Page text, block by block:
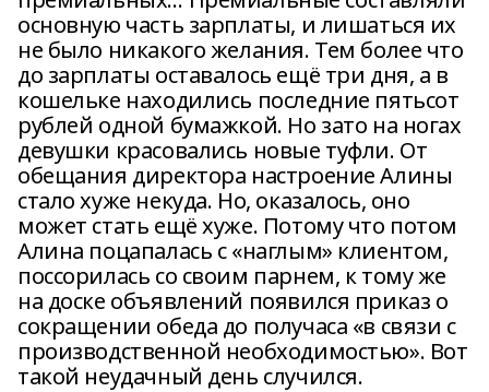
основную часть зарплаты, и лишаться их
не было никакого желания. Тем более что
до зарплаты оставалось ещё три дня, а в
кошельке находились последние пятьсот
рублей одной бумажкой. Но зато на ногах
девушки красовались новые туфли. От
обещания директора настроение Алины
стало хуже некуда. Но, оказалось, оно
может стать ещё хуже. Потому что потом
Алина поцапалась с «наглым» клиентом,
поссорилась со своим парнем, к тому же
на доске объявлений появился приказ о
сокращении обеда до получаса «в связи с
производственной необходимостью». Вот
такой неудачный день случился.